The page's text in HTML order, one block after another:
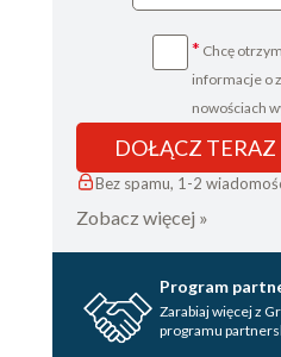
* Chcę
informacje o
nowościach
DOŁĄCZ TERAZ
Bez spamu, 1-2
Zobacz więcej »
Program
Zarabiaj więcej z
programu